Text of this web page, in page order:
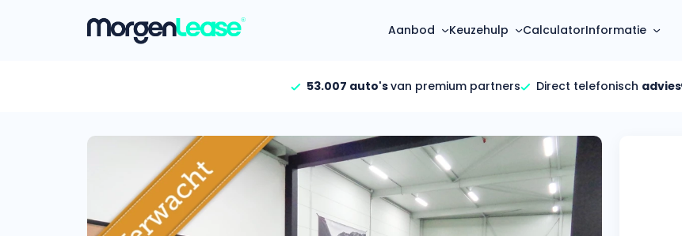
Aanbod
Gehele aanbod
Bekijk volledig aanbod
Gezinsauto’s
Mercedes-Benz
(3500+ auto's)
Volkswagen
(4500+ auto's)
Keuzehulp
Hoeveel kan ik lenen?
Bereken in één minuut
Calculator
Maandbedrag berekenen
CalculatorInformatie
Over ons
Gehele FAQ’s
Bekijk volledige FAQ’s
53.007 auto'svan premium partners Direct telefonisch advies